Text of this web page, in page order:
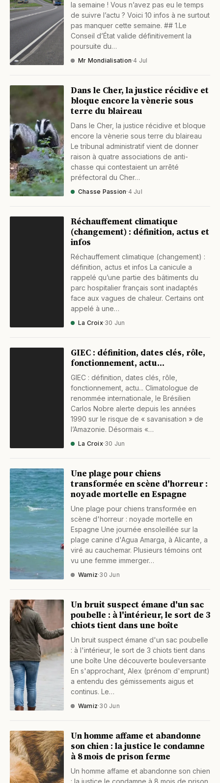
la semaine ! Vous n’avez pas eu le temps
de suivre l’actu ? Voici 10 infos à ne surtout
pas manquer cette semaine. ## 1.Le
Conseil d’État valide définitivement la
poursuite du…
Mr Mondialisation·4 Jul
Dans le Cher, la justice récidive et
bloque encore la vènerie sous
terre du blaireau
Dans le Cher, la justice récidive et bloque
encore la vènerie sous terre du blaireau
Le tribunal administratif vient de donner
raison à quatre associations de anti-
chasse qui contestaient un arrêté
préfectoral du Cher…
Chasse Passion· 4 Jul
Réchauffement climatique
(changement) : définition, actus et
infos
Réchauffement climatique (changement) :
définition, actus et infos La canicule a
rappelé qu’une partie des bâtiments du
parc hospitalier français sont inadaptés
face aux vagues de chaleur. Certains ont
appelé à une…
La Croix·30 Jun
GIEC : définition, dates clés, rôle,
fonctionnement, actu...
GIEC : définition, dates clés, rôle,
fonctionnement, actu... Climatologue de
renommée internationale, le Brésilien
Carlos Nobre alerte depuis les années
1990 sur le risque de « savanisation » de
l’Amazonie. Désormais «…
La Croix·30 Jun
Une plage pour chiens
transformée en scène d'horreur :
noyade mortelle en Espagne
Une plage pour chiens transformée en
scène d'horreur : noyade mortelle en
Espagne Une journée ensoleillée sur la
plage canine d'Agua Amarga, à Alicante, a
viré au cauchemar. Plusieurs témoins ont
vu une femme immerger…
Wamiz·30 Jun
Un bruit suspect émane d'un sac
poubelle : à l'intérieur, le sort de 3
chiots tient dans une boîte
Un bruit suspect émane d'un sac poubelle
: à l'intérieur, le sort de 3 chiots tient dans
une boîte Une découverte bouleversante
En s'approchant, Alex (prénom d'emprunt)
a entendu des gémissements aigus et
continus. Le…
Wamiz·30 Jun
Un homme affame et abandonne
son chien : la justice le condamne
à 8 mois de prison ferme
Un homme affame et abandonne son chien
: la justice le condamne à 8 mois de prison